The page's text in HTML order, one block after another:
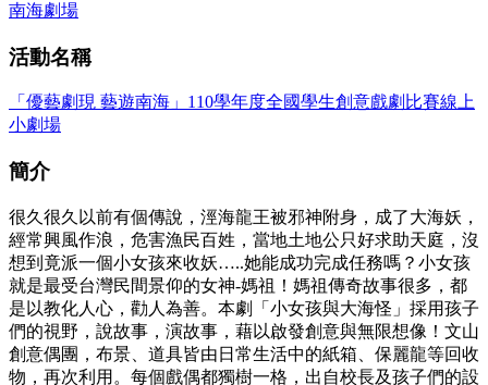
南海劇場
活動名稱
「優藝劇現 藝遊南海」110學年度全國學生創意戲劇比賽線上
小劇場
簡介
很久很久以前有個傳說，涇海龍王被邪神附身，成了大海妖，
經常興風作浪，危害漁民百姓，當地土地公只好求助天庭，沒
想到竟派一個小女孩來收妖…..她能成功完成任務嗎？小女孩
就是最受台灣民間景仰的女神-媽祖！媽祖傳奇故事很多，都
是以教化人心，勸人為善。本劇「小女孩與大海怪」採用孩子
們的視野，說故事，演故事，藉以啟發創意與無限想像！文山
創意偶團，布景、道具皆由日常生活中的紙箱、保麗龍等回收
物，再次利用。每個戲偶都獨樹一格，出自校長及孩子們的設